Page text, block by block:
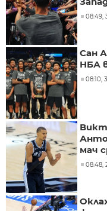
08:49,
Сан
НБА
08:10,
мач
08:48,